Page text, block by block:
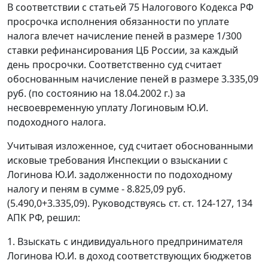
В соответствии с статьей 75 Налогового Кодекса РФ
просрочка исполнения обязанности по уплате
налога влечет начисление пеней в размере 1/300
ставки рефинансирования ЦБ России, за каждый
день просрочки. Соответственно суд считает
обоснованным начисление пеней в размере 3.335,09
руб. (по состоянию на 18.04.2002 г.) за
несвоевременную уплату Логиновым Ю.И.
подоходного налога.
Учитывая изложенное, суд считает обоснованными
исковые требования Инспекции о взыскании с
Логинова Ю.И. задолженности по подоходному
налогу и пеням в сумме - 8.825,09 руб.
(5.490,0+3.335,09). Руководствуясь ст. ст. 124-127, 134
АПК РФ, решил:
1. Взыскать с индивидуального предпринимателя
Логинова Ю.И. в доход соответствующих бюджетов